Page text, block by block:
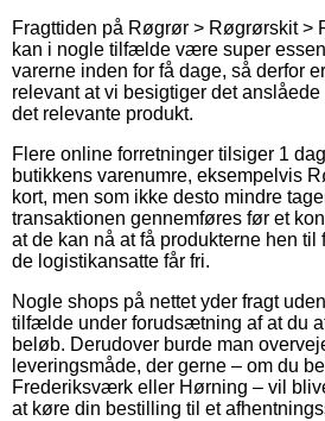
Fragttiden på Røgrør > Røgrørskit >
kan i nogle tilfælde være super
varerne inden for få dage, så derfor
relevant at vi besigtiger det
det relevante produkt.
Flere online forretninger tilsiger 1
butikkens varenumre, eksempelvis
kort, men som ikke desto mindre
transaktionen gennemføres før et
at de kan nå at få produkterne hen til
de logistikansatte får fri.
Nogle shops på nettet yder fragt
tilfælde under forudsætning af at du
beløb. Derudover burde man
leveringsmåde, der gerne – om du
Frederiksværk eller Hørning – vil
at køre din bestilling til et